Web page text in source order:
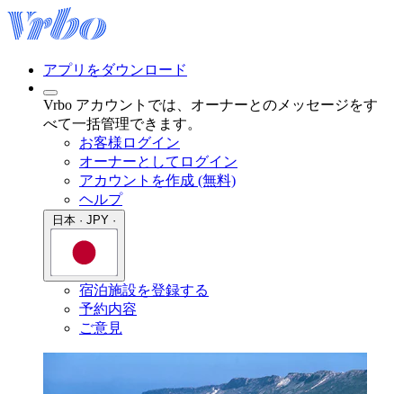
アプリをダウンロード
Vrbo アカウントでは、オーナーとのメッセージをす
べて一括管理できます。
お客様ログイン
オーナーとしてログイン
アカウントを作成 (無料)
ヘルプ
宿泊施設を登録する
予約内容
ご意見